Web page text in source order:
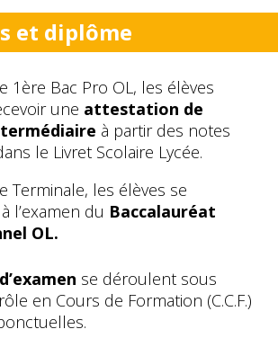
et diplôme
1ère Bac Pro OL, les élèves
une attestation de
à partir des notes
le Livret Scolaire Lycée.
Terminale, les élèves se
l’examen du Baccalauréat
OL.
se déroulent sous
en Cours de Formation (C.C.F.)